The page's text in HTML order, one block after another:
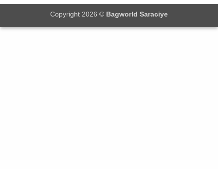
Copyright 2026 © Bagworld Saraciye